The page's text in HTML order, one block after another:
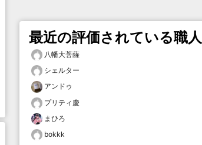
最近の評価されている職人
八幡大菩薩
シェルター
アンドゥ
プリティ慶
まひろ
bokkk